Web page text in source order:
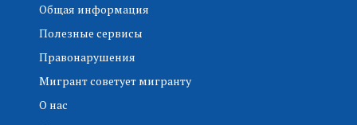
Общая информация
Полезные сервисы
Правонарушения
Мигрант советует мигранту
О нас